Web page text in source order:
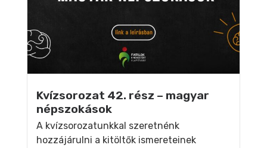
Kvízsorozat 42. rész – magyar
népszokások
A kvízsorozatunkkal szeretnénk
hozzájárulni a kitöltők ismereteinek